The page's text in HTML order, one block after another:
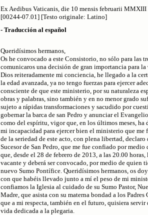
Ex Aedibus Vaticanis, die 10 mensis februarii
[00244-07.01] [Testo originale: Latino]
- Traducción al español
Queridísimos hermanos,
Os he convocado a este Consistorio, no sólo para las
comunicaros una decisión de gran importancia para
Dios reiteradamente mi conciencia, he llegado a la
la edad avanzada, ya no tengo fuerzas para ejercer
consciente de que este ministerio, por su naturaleza
obras y palabras, sino también y en no menor grado
sujeto a rápidas transformaciones y sacudido por
gobernar la barca de san Pedro y anunciar el
como del espíritu, vigor que, en los últimos meses,
mi incapacidad para ejercer bien el ministerio que me
de la seriedad de este acto, con plena libertad,
Sucesor de San Pedro, que me fue confiado por
que, desde el 28 de febrero de 2013, a las 20.00
vacante y deberá ser convocado, por medio de quien
nuevo Sumo Pontífice. Queridísimos hermanos, os
con que habéis llevado junto a mí el peso de mi
confiamos la Iglesia al cuidado de su Sumo Pastor,
Madre, que asista con su materna bondad a los
que a mi respecta, también en el futuro, quisiera
vida dedicada a la plegaria.